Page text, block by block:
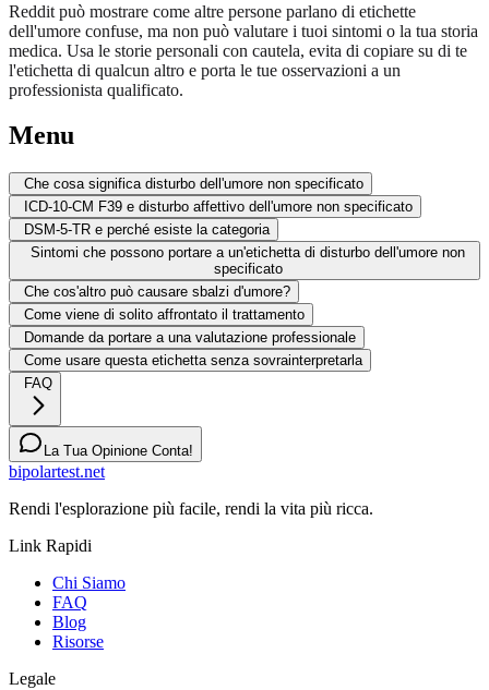
Reddit può mostrare come altre persone parlano di etichette
dell'umore confuse, ma non può valutare i tuoi sintomi o la tua storia
medica. Usa le storie personali con cautela, evita di copiare su di te
l'etichetta di qualcun altro e porta le tue osservazioni a un
professionista qualificato.
Menu
Che cosa significa disturbo dell'umore non specificato
ICD-10-CM F39 e disturbo affettivo dell'umore non specificato
DSM-5-TR e perché esiste la categoria
Sintomi che possono portare a un'etichetta di disturbo dell'umore non
specificato
Che cos'altro può causare sbalzi d'umore?
Come viene di solito affrontato il trattamento
Domande da portare a una valutazione professionale
Come usare questa etichetta senza sovrainterpretarla
FAQ
La Tua Opinione Conta!
bipolartest.net
Rendi l'esplorazione più facile, rendi la vita più ricca.
Link Rapidi
Chi Siamo
FAQ
Blog
Risorse
Legale